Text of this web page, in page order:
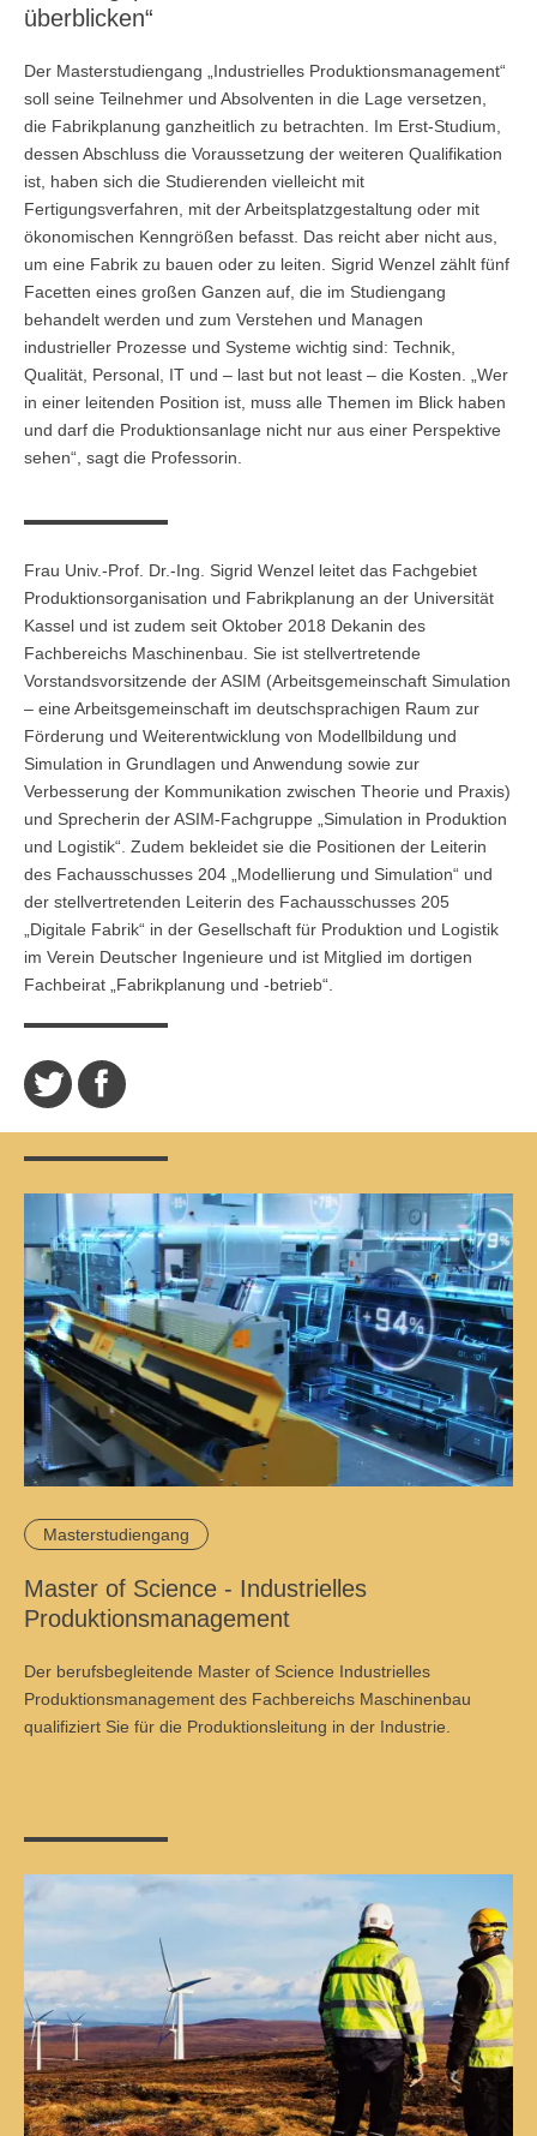
überblicken“
Der Masterstudiengang „Industrielles Produktionsmanagement“
soll seine Teilnehmer und Absolventen in die Lage versetzen,
die Fabrikplanung ganzheitlich zu betrachten. Im Erst-Studium,
dessen Abschluss die Voraussetzung der weiteren Qualifikation
ist, haben sich die Studierenden vielleicht mit
Fertigungsverfahren, mit der Arbeitsplatzgestaltung oder mit
ökonomischen Kenngrößen befasst. Das reicht aber nicht aus,
um eine Fabrik zu bauen oder zu leiten. Sigrid Wenzel zählt fünf
Facetten eines großen Ganzen auf, die im Studiengang
behandelt werden und zum Verstehen und Managen
industrieller Prozesse und Systeme wichtig sind: Technik,
Qualität, Personal, IT und – last but not least – die Kosten. „Wer
in einer leitenden Position ist, muss alle Themen im Blick haben
und darf die Produktionsanlage nicht nur aus einer Perspektive
sehen“, sagt die Professorin.
Frau Univ.-Prof. Dr.-Ing. Sigrid Wenzel leitet das Fachgebiet
Produktionsorganisation und Fabrikplanung an der Universität
Kassel und ist zudem seit Oktober 2018 Dekanin des
Fachbereichs Maschinenbau. Sie ist stellvertretende
Vorstandsvorsitzende der ASIM (Arbeitsgemeinschaft Simulation
– eine Arbeitsgemeinschaft im deutschsprachigen Raum zur
Förderung und Weiterentwicklung von Modellbildung und
Simulation in Grundlagen und Anwendung sowie zur
Verbesserung der Kommunikation zwischen Theorie und Praxis)
und Sprecherin der ASIM-Fachgruppe „Simulation in Produktion
und Logistik“. Zudem bekleidet sie die Positionen der Leiterin
des Fachausschusses 204 „Modellierung und Simulation“ und
der stellvertretenden Leiterin des Fachausschusses 205
„Digitale Fabrik“ in der Gesellschaft für Produktion und Logistik
im Verein Deutscher Ingenieure und ist Mitglied im dortigen
Fachbeirat „Fabrikplanung und -betrieb“.
Masterstudiengang
Master of Science - Industrielles
Produktionsmanagement
Der berufsbegleitende Master of Science Industrielles
Produktionsmanagement des Fachbereichs Maschinenbau
qualifiziert Sie für die Produktionsleitung in der Industrie.